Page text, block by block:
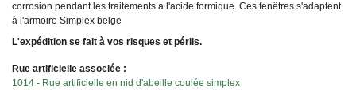
corrosion pendant les traitements à l'acide formique. Ces fenêtres s'adaptent
à l'armoire Simplex belge
L'expédition se fait à vos risques et périls.
Rue artificielle associée :
1014 - Rue artificielle en nid d'abeille coulée simplex